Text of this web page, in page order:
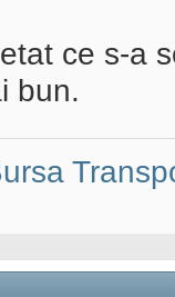
ce s-a
bun.